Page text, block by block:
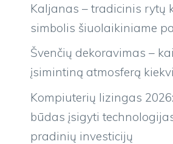
Kaljanas – tradicinis rytų
simbolis šiuolaikiniame
Švenčių dekoravimas –
įsimintiną atmosferą
Kompiuterių lizingas
būdas įsigyti
pradinių investicijų